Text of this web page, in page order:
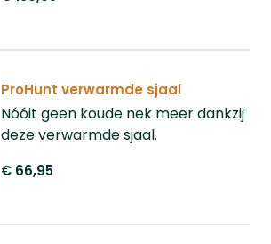
ProHunt verwarmde sjaal
Nóóit geen koude nek meer dankzij
deze verwarmde sjaal.
€ 66,95